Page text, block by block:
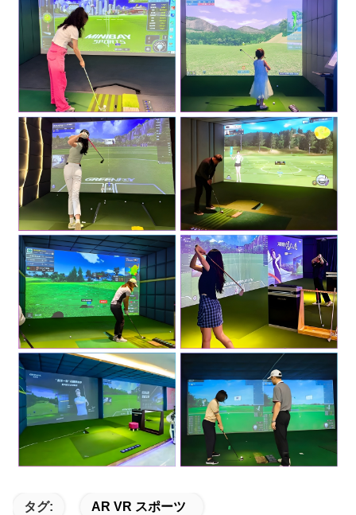
タグ: AR VR スポーツ